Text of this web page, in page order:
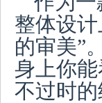
整体设
的审美”
身上你
不过时的